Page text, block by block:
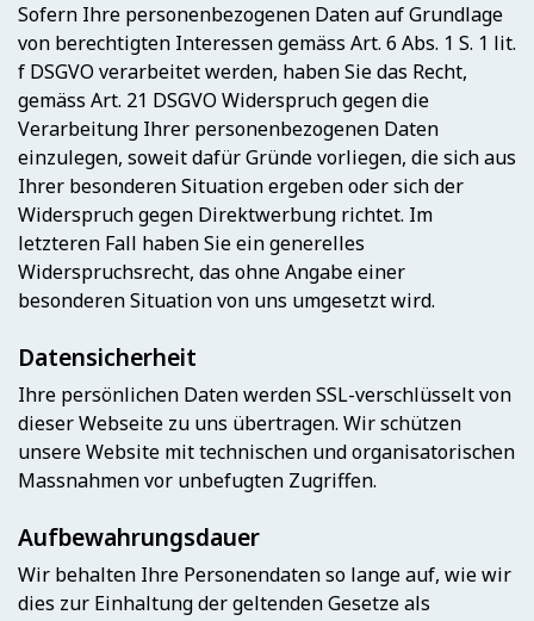
Sofern Ihre personenbezogenen Daten auf Grundlage
von berechtigten Interessen gemäss Art. 6 Abs. 1 S. 1 lit.
f DSGVO verarbeitet werden, haben Sie das Recht,
gemäss Art. 21 DSGVO Widerspruch gegen die
Verarbeitung Ihrer personenbezogenen Daten
einzulegen, soweit dafür Gründe vorliegen, die sich aus
Ihrer besonderen Situation ergeben oder sich der
Widerspruch gegen Direktwerbung richtet. Im
letzteren Fall haben Sie ein generelles
Widerspruchsrecht, das ohne Angabe einer
besonderen Situation von uns umgesetzt wird.
Datensicherheit
Ihre persönlichen Daten werden SSL-verschlüsselt von
dieser Webseite zu uns übertragen. Wir schützen
unsere Website mit technischen und organisatorischen
Massnahmen vor unbefugten Zugriffen.
Aufbewahrungsdauer
Wir behalten Ihre Personendaten so lange auf, wie wir
dies zur Einhaltung der geltenden Gesetze als